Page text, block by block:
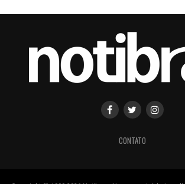
CONTATO